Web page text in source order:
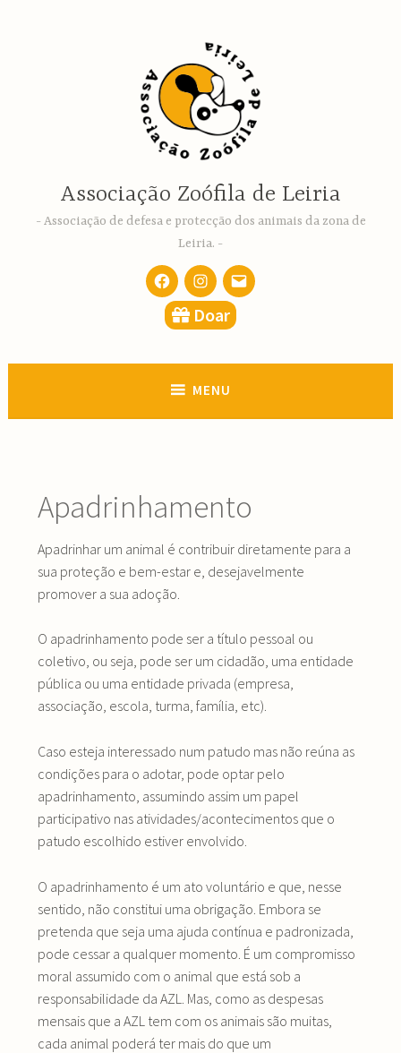
Associação Zoófila de Leiria
Associação de defesa e protecção dos animais da zona de
Leiria.
FacebookInstagram
email
Doar
MENU
Apadrinhamento
Apadrinhar um animal é contribuir diretamente para a
sua proteção e bem-estar e, desejavelmente
promover a sua adoção.
O apadrinhamento pode ser a título pessoal ou
coletivo, ou seja, pode ser um cidadão, uma entidade
pública ou uma entidade privada (empresa,
associação, escola, turma, família, etc).
Caso esteja interessado num patudo mas não reúna as
condições para o adotar, pode optar pelo
apadrinhamento, assumindo assim um papel
participativo nas atividades/acontecimentos que o
patudo escolhido estiver envolvido.
O apadrinhamento é um ato voluntário e que, nesse
sentido, não constitui uma obrigação. Embora se
pretenda que seja uma ajuda contínua e padronizada,
pode cessar a qualquer momento. É um compromisso
moral assumido com o animal que está sob a
responsabilidade da AZL. Mas, como as despesas
mensais que a AZL tem com os animais são muitas,
cada animal poderá ter mais do que um